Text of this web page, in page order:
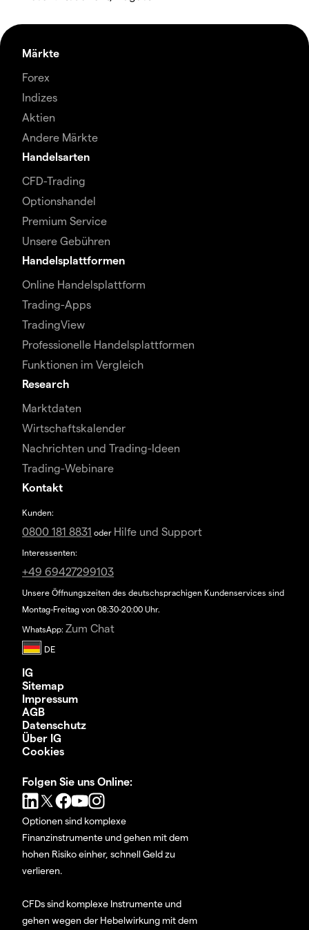
Märkte
Forex
Indizes
Aktien
Andere Märkte
Handelsarten
CFD-Trading
Optionshandel
Premium Service
Unsere Gebühren
Handelsplattformen
Online Handelsplattform
Trading-Apps
TradingView
Professionelle Handelsplattformen
Funktionen im Vergleich
Research
Marktdaten
Wirtschaftskalender
Nachrichten und Trading-Ideen
Trading-Webinare
Kontakt
Kunden:
0800 181 8831 oder Hilfe und Support
Interessenten:
+49 69427299103
Unsere Öffnungszeiten des deutschsprachigen Kundenservices sind
Montag-Freitag von 08:30-20:00 Uhr.
WhatsApp: Zum Chat
IG
Sitemap
Impressum
AGB
Datenschutz
Über IG
Cookies
Folgen Sie uns Online:
Optionen sind komplexe
Finanzinstrumente und gehen mit dem
hohen Risiko einher, schnell Geld zu
verlieren.
CFDs sind komplexe Instrumente und
gehen wegen der Hebelwirkung mit dem